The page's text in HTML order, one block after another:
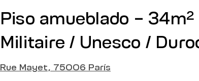
Piso amueblado -
Militaire / Unesco /
Rue Mayet, 75006 París